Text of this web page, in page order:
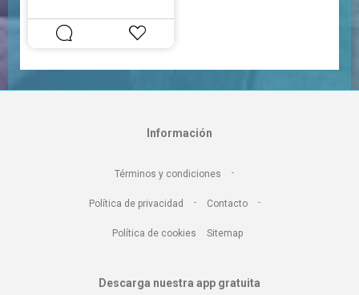
Información
Términos y condiciones -
Política de privacidad - Contacto -
Política de cookies Sitemap
Descarga nuestra app gratuita